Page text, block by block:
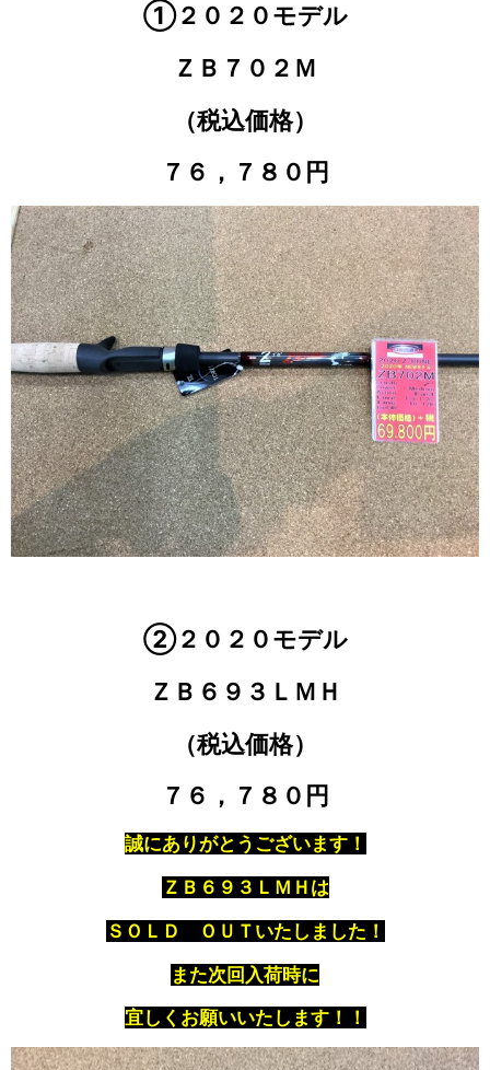
①２０２０モデル
ＺＢ７０２Ｍ
（税込価格）
７６，７８０円
②２０２０モデル
ＺＢ６９３ＬＭＨ
（税込価格）
７６，７８０円
誠にありがとうございます！
ＺＢ６９３ＬＭＨは
ＳＯＬＤ ＯＵＴいたしました！
また次回入荷時に
宜しくお願いいたします！！